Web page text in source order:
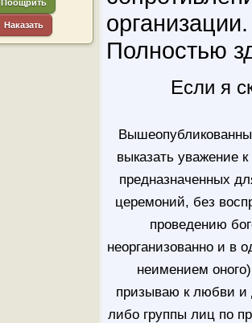
Поощрить
Наказать
организации.
Полностью
Если я
выказать уважение
предназначенных
церемоний, без
проведению
неорганизованно и в
неимением
призываю к любви и
либо группы лиц по